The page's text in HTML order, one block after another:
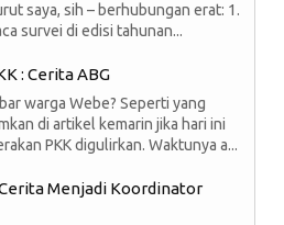
saya, sih – berhubungan erat: 1.
survei di edisi tahunan...
: Cerita ABG
warga Webe? Seperti yang
di artikel kemarin jika hari ini
PKK digulirkan. Waktunya a...
Menjadi Koordinator